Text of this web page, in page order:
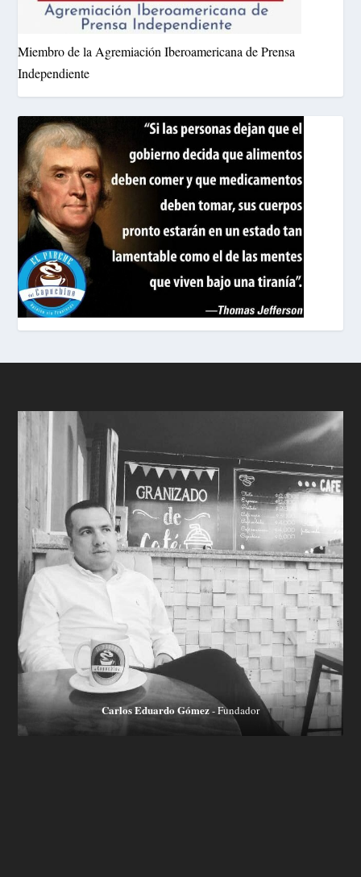
Miembro de la Agremiación Iberoamericana de Prensa
Independiente
Carlos Eduardo Gómez- Fundador